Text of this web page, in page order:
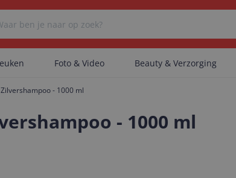
Er zijn geen categorieën gevonden.
Foto & Video Beauty & Verzorging
- 1000 ml
- 1000 ml